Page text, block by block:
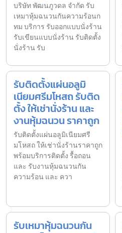
บริษัท พัฒนภูวดล จำกัด รับ
เหมาหุ้มฉนวนกันความร้อนก
ทม บริการ รับออกแบบนั่งร้าน
รับเขียนแบบนั่งร้าน รับติดตั้ง
นั่งร้าน รับ
รับติดตั้งแผ่นอลูมิ
เนียมศรีมโหสถ รับติด
ตั้ง ให้เช่านั่งร้าน และ
งานหุ้มฉนวน ราคาถูก
รับติดตั้งแผ่นอลูมิเนียมศรี
มโหสถ ให้เช่านั่งร้านราคาถูก
พร้อมบริการติดตั้ง รื้อถอน
และ รับงานหุ้มฉนวนกัน
ความร้อน และ ควา
รับเหมาหุ้มฉนวนกัน